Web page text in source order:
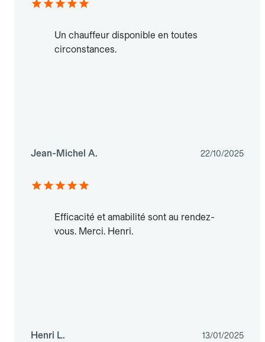
Un chauffeur disponible en toutes
circonstances.
Jean-Michel A. 22/10/2025
Efficacité et amabilité sont au rendez-
vous. Merci. Henri.
Henri L. 13/01/2025